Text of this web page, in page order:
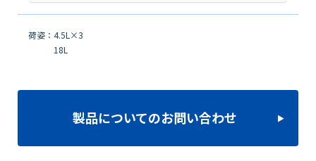
荷姿：4.5L×3
18L
製品についてのお問い合わせ